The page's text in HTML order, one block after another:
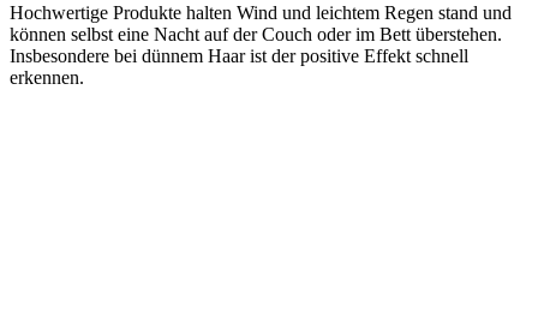
Hochwertige Produkte halten Wind und leichtem Regen stand und
können selbst eine Nacht auf der Couch oder im Bett überstehen.
Insbesondere bei dünnem Haar ist der positive Effekt schnell
erkennen.